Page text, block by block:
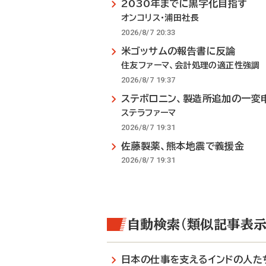
2030年までに黒字化目指す
オンコリス・浦田社長
2026/8/7 20:33
米ゴッサムの報告書に反論
住友ファーマ、会計処理の適正性強調
2026/8/7 19:37
ステボロニン、製造所追加の一変
ステラファーマ
2026/8/7 19:31
佐藤製薬、熊本地震で義援金
2026/8/7 19:31
自動検索（類似記事表示
日本の仕事を支えるインドの人た